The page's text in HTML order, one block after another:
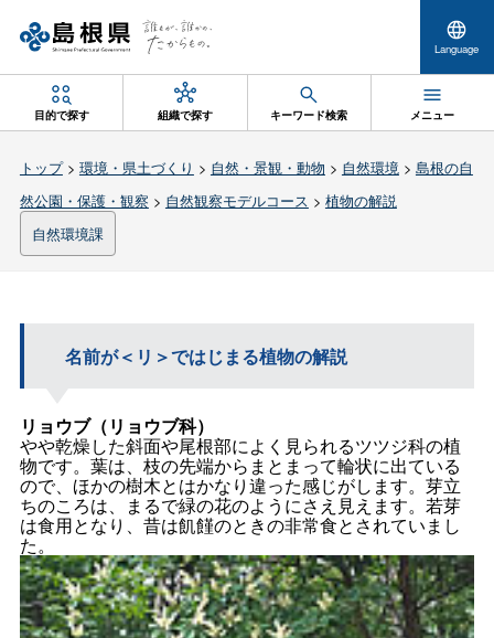
Language
目的で探す 組織で探す キーワード検索 メニュー
トップ> 環境・県土づくり > 自然・景観・動物 > 自然環境> 島根の自
然公園・保護・観察 > 自然観察モデルコース > 植物の解説
自然環境課
名前が＜リ＞ではじまる植物の解説
リョウブ（リョウブ科）
やや乾燥した斜面や尾根部によく見られるツツジ科の植
物です。葉は、枝の先端からまとまって輪状に出ている
ので、ほかの樹木とはかなり違った感じがします。芽立
ちのころは、まるで緑の花のようにさえ見えます。若芽
は食用となり、昔は飢饉のときの非常食とされていまし
た。